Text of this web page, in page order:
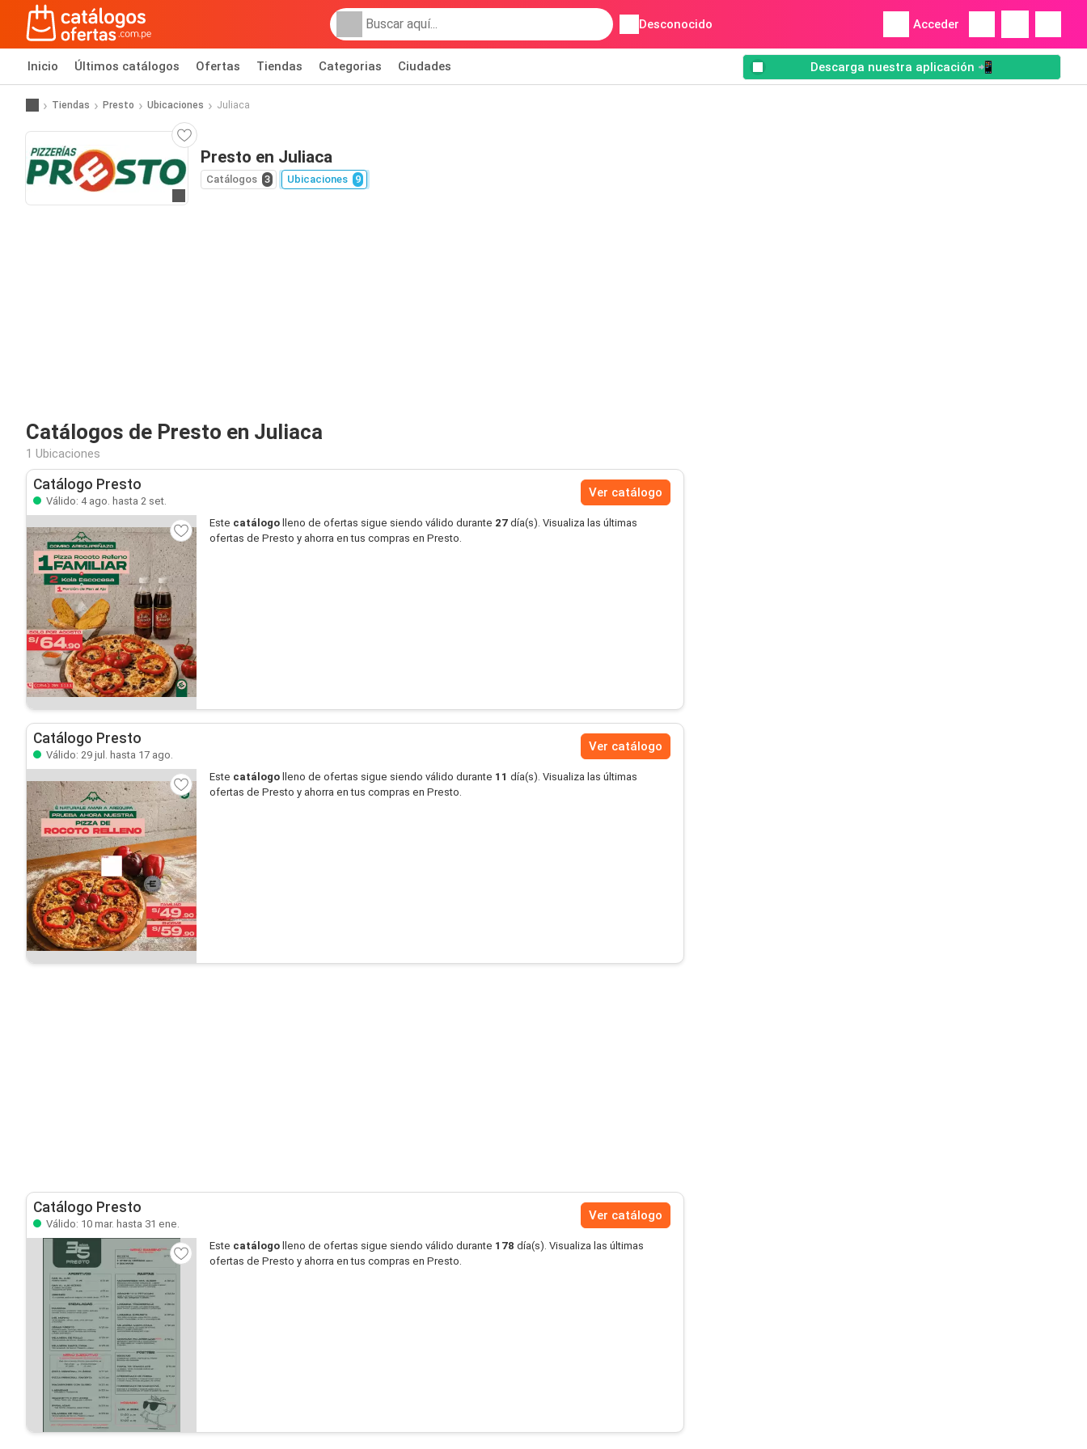
Desconocido Acceder
Inicio Últimos catálogos Ofertas Tiendas Categorias Ciudades Descarga nuestra aplicación 📲
Tiendas Presto Ubicaciones Juliaca
Presto en Juliaca
Catálogos 3 Ubicaciones 9
Catálogos de Presto en Juliaca
1 Ubicaciones
Catálogo Presto
Válido: 4 ago. hasta 2 set.
Ver catálogo
Este catálogo lleno de ofertas sigue siendo válido durante 27 día(s). Visualiza las últimas
ofertas de Presto y ahorra en tus compras en Presto.
Catálogo Presto
Válido: 29 jul. hasta 17 ago.
Ver catálogo
Este catálogo lleno de ofertas sigue siendo válido durante 11 día(s). Visualiza las últimas
ofertas de Presto y ahorra en tus compras en Presto.
Catálogo Presto
Válido: 10 mar. hasta 31 ene.
Ver catálogo
Este catálogo lleno de ofertas sigue siendo válido durante 178 día(s). Visualiza las últimas
ofertas de Presto y ahorra en tus compras en Presto.